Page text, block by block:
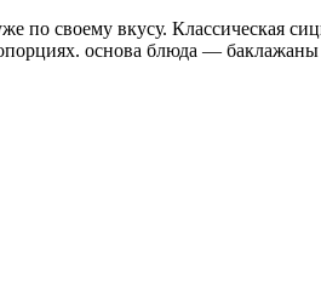
своему вкусу. Классическая
основа блюда —